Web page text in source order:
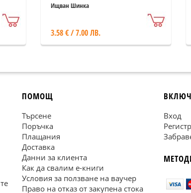
Ищван Шинка
3.58 € / 7.00 ЛВ.
ПОМОЩ
Търсене
Поръчка
Плащания
Доставка
Данни за клиента
Как да свалим е-книги
Условия за ползване на ваучер
Право на отказ от закупена стока
Вход